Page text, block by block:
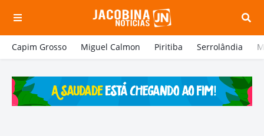
Capim Grosso Miguel Calmon Piritiba Serrolândia